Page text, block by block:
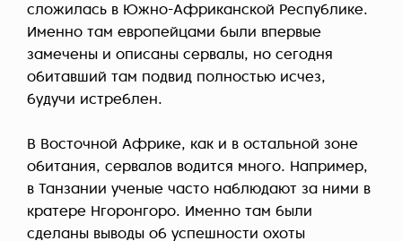
сложилась в Южно-Африканской Республике.
Именно там европейцами были впервые
замечены и описаны сервалы, но сегодня
обитавший там подвид полностью исчез,
будучи истреблен.
В Восточной Африке, как и в остальной зоне
обитания, сервалов водится много. Например,
в Танзании ученые часто наблюдают за ними в
кратере Нгоронгоро. Именно там были
сделаны выводы об успешности охоты